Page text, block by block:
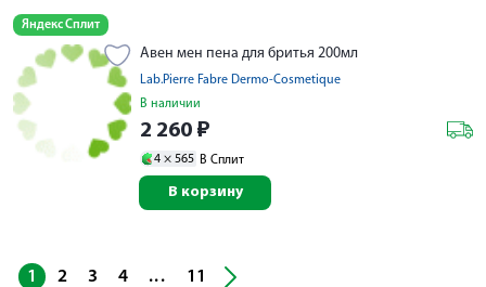
Яндекс Сплит
Авен мен пена для бритья 200мл
Lab.Pierre Fabre Dermo-Cosmetique
В наличии
2 260 ₽
4 × 565 В Сплит
В корзину
1 2 3 4 ... 11